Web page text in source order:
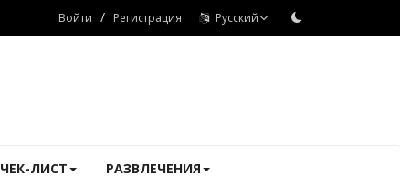
Войти / Регистрация Русский
ЧЕК-ЛИСТ РАЗВЛЕЧЕНИЯ